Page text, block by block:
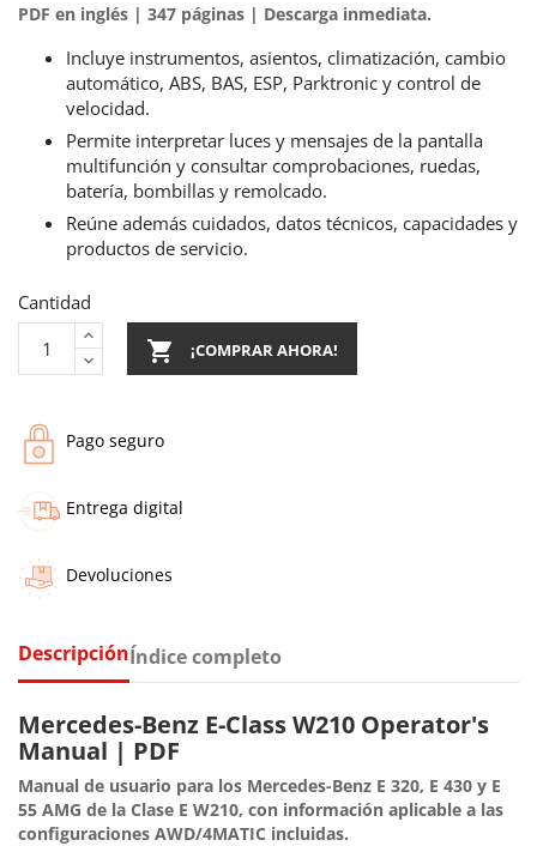
PDF en inglés | 347 páginas | Descarga inmediata.
Incluye instrumentos, asientos, climatización, cambio
automático, ABS, BAS, ESP, Parktronic y control de
velocidad.
Permite interpretar luces y mensajes de la pantalla
multifunción y consultar comprobaciones, ruedas,
batería, bombillas y remolcado.
Reúne además cuidados, datos técnicos, capacidades y
productos de servicio.
Cantidad
 ¡COMPRAR AHORA!
Pago seguro
Entrega digital
Devoluciones
DescripciónÍndice completo
Mercedes-Benz E-Class W210 Operator's
Manual | PDF
Manual de usuario para los Mercedes-Benz E 320, E 430 y E
55 AMG de la Clase E W210, con información aplicable a las
configuraciones AWD/4MATIC incluidas.